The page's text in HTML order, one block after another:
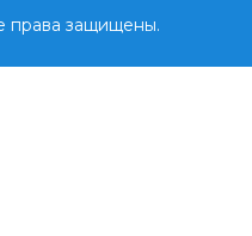
права защищены.